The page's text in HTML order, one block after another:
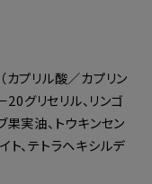
カプリル酸／カプリン
20グリセリル、リンゴ
果実油、トウキンセン
ト、テトラヘキシルデ